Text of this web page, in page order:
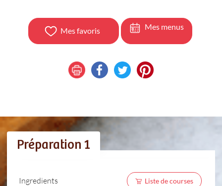
Mes favoris Mes menus
Préparation 1
Ingredients Liste de courses